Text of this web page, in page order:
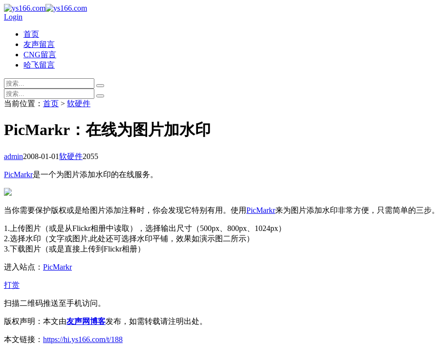
Login
首页
友声留言
CNG留言
哈飞留言
当前位置： 首页 > 软硬件
PicMarkr：在线为图片加水印
admin2008-01-01软硬件2055
PicMarkr是一个为图片添加水印的在线服务。
当你需要保护版权或是给图片添加注释时，你会发现它特别有用。使用PicMarkr来为图片添加水印非常方便，只需简单的三步。
1.上传图片（或是从Flickr相册中读取），选择输出尺寸（500px、800px、1024px）
2.选择水印（文字或图片,此处还可选择水印平铺，效果如演示图二所示）
3.下载图片（或是直接上传到Flickr相册）
进入站点： PicMarkr
打赏
扫描二维码推送至手机访问。
版权声明：本文由友声网博客发布，如需转载请注明出处。
本文链接： https://hi.ys166.com/t/188